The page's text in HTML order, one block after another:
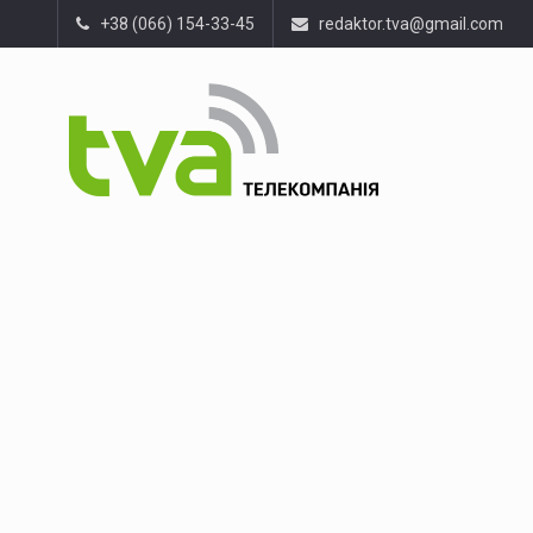
+38 (066) 154-33-45 redaktor.tva@gmail.com